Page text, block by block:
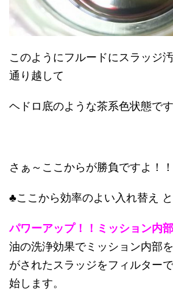
このようにフルードにスラッジ
通り越して
ヘドロ底のような茶系色状態です
さぁ～ここからが勝負ですよ！！
♣ここから効率のよい入れ替え と
パワーアップ！！ミッション内
油の洗浄効果でミッション内部
がされたスラッジをフィルター
始します。